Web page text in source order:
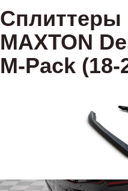
Сплиттеры
MAXTON
M-Pack (18-